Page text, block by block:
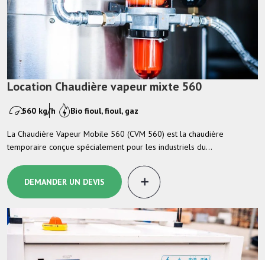
Location Chaudière vapeur mixte 560
560 kg/h Bio fioul, fioul, gaz
La Chaudière Vapeur Mobile 560 (CVM 560) est la chaudière
temporaire conçue spécialement pour les industriels du…
DEMANDER UN DEVIS